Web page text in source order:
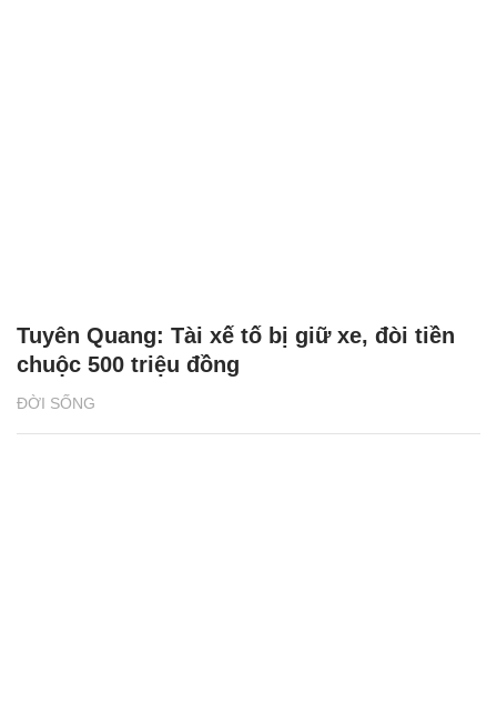
ĐỜI SỐNG
Tuyên Quang: Tài xế tố bị giữ xe, đòi tiền
chuộc 500 triệu đồng